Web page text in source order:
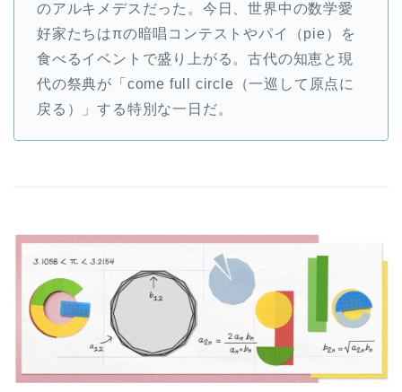
のアルキメデスだった。今日、世界中の数学愛
好家たちはπの暗唱コンテストやパイ（pie）を
食べるイベントで盛り上がる。古代の知恵と現
代の祭典が「come full circle（一巡して原点に
戻る）」する特別な一日だ。